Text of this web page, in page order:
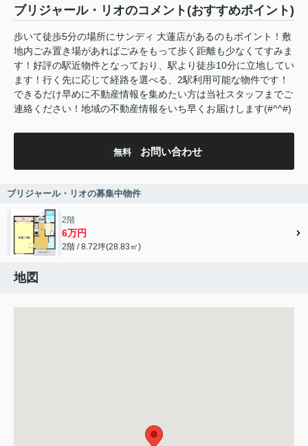
ブリジャール・リオのコメント(おすすめポイント)
歩いて徒歩5分の場所にサンディ 大蓮店があるのもポイント！敷
地内ごみ置き場があればごみをもって歩く距離も少なくてすみま
す！好評の駅近物件となっており、駅より徒歩10分に立地してい
ます！行く先に応じて経路を選べる、2駅利用可能な物件です！
できるだけ早めに不動産情報を集めたい方は当社スタッフまでご
連絡ください！地域の不動産情報をいち早くお届けします(#^^#)
無料 お問い合わせ
ブリジャール・リオの募集中物件
2階
6万円
2階 / 8.72坪(28.83㎡)
地図